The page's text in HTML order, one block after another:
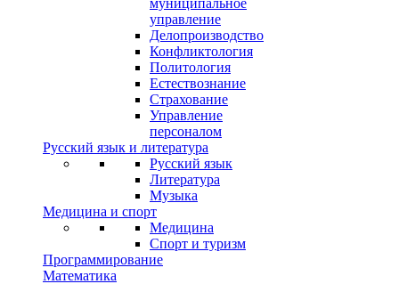
управление
Делопроизводство
Конфликтология
Политология
Естествознание
Страхование
Управление
персоналом
Русский язык и литература
Русский язык
Литература
Музыка
Медицина и спорт
Медицина
Спорт и туризм
Программирование
Математика